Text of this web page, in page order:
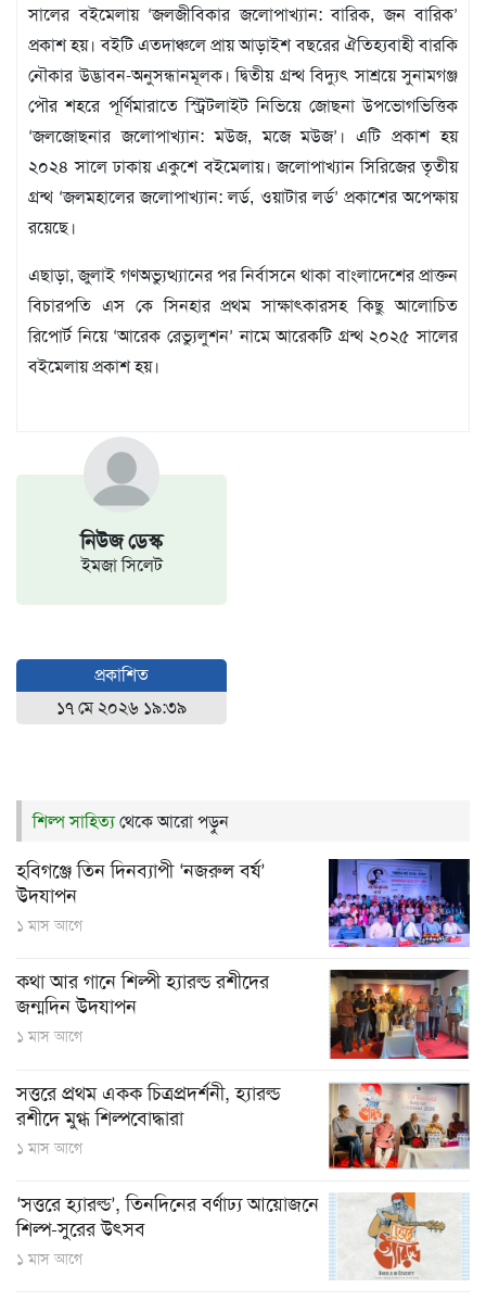
নিউজ ডেস্ক
ইমজা সিলেট
প্রকাশিত
১৭ মে ২০২৬ ১৯:৩৯
সালের বইমেলায় ‘জলজীবিকার জলোপাখ্যান: বারিক, জন বারিক’
প্রকাশ হয়। বইটি এতদাঞ্চলে প্রায় আড়াইশ বছরের ঐতিহ্যবাহী বারকি
নৌকার উদ্ভাবন-অনুসন্ধানমূলক। দ্বিতীয় গ্রন্থ বিদ্যুৎ সাশ্রয়ে ‍সুনামগঞ্জ
পৌর শহরে পূর্ণিমারাতে স্ট্রিটলাইট নিভিয়ে জোছনা উপভোগভিত্তিক
‘জলজোছনার জলোপাখ্যান: মউজ, মজে মউজ’। এটি প্রকাশ হয়
২০২৪ সালে ঢাকায় একুশে বইমেলায়। জলোপাখ্যান সিরিজের তৃতীয়
গ্রন্থ ‘জলমহালের জলোপাখ্যান: লর্ড, ওয়াটার লর্ড’ প্রকাশের অপেক্ষায়
রয়েছে।
এছাড়া, জুলাই গণঅভ্যুত্থ্যানের পর নির্বাসনে থাকা বাংলাদেশের প্রাক্তন
বিচারপতি এস কে সিনহার প্রথম সাক্ষাৎকারসহ কিছু আলোচিত
রিপোর্ট নিয়ে ‘আরেক রেভ্যুলুশন’ নামে আরেকটি গ্রন্থ ২০২৫ সালের
বইমেলায় প্রকাশ হয়।
শিল্প সাহিত্যথেকে আরো পড়ুন
হবিগঞ্জে তিন দিনব্যাপী ‘নজরুল বর্ষ’
উদযাপন
১ মাস আগে
কথা আর গানে শিল্পী হ্যারল্ড রশীদের
জন্মদিন উদযাপন
১ মাস আগে
সত্তরে প্রথম একক চিত্রপ্রদর্শনী, হ্যারল্ড
রশীদে মুগ্ধ শিল্পবোদ্ধারা
১ মাস আগে
‘সত্তরে হ্যারল্ড’, তিনদিনের বর্ণাঢ্য আয়োজনে
শিল্প-সুরের উৎসব
১ মাস আগে